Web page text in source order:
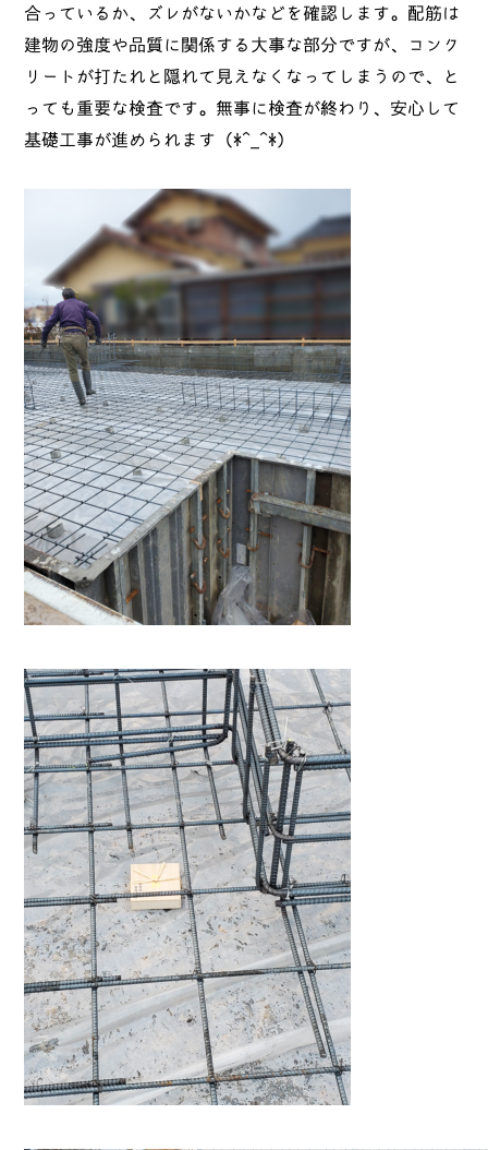
合っているか、ズレがないかなどを確認します。配筋は
建物の強度や品質に関係する大事な部分ですが、コンク
リートが打たれと隠れて見えなくなってしまうので、と
っても重要な検査です。無事に検査が終わり、安心して
基礎工事が進められます（*^_^*）